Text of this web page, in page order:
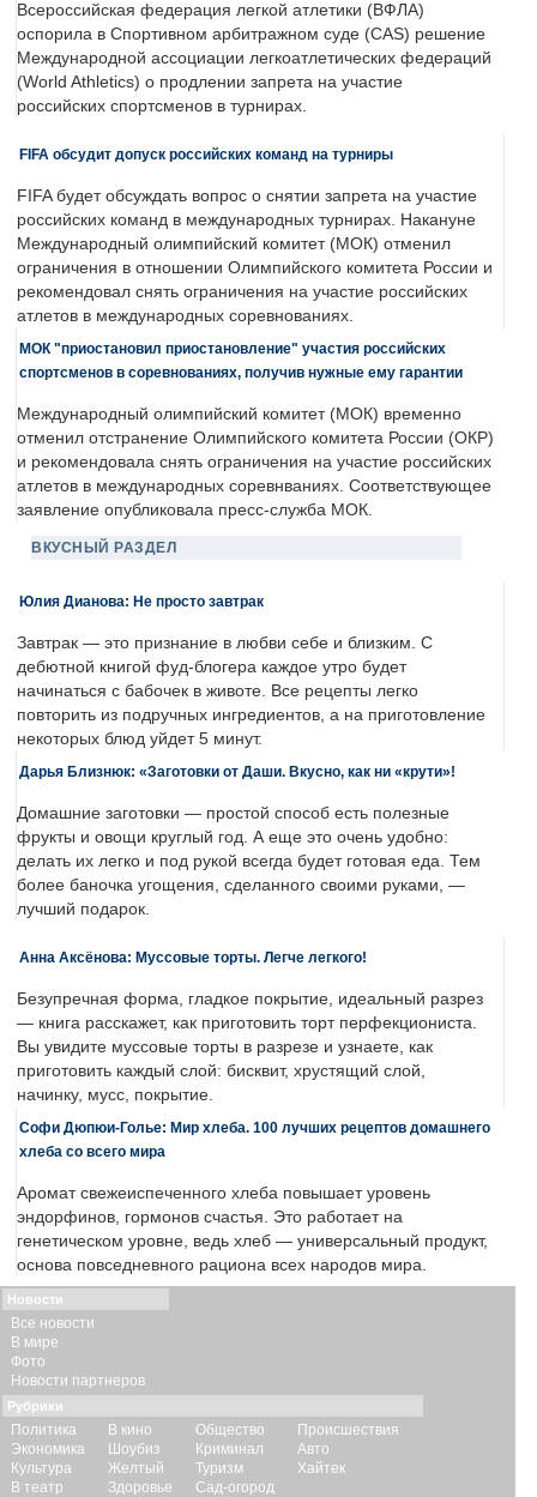
Всероссийская федерация легкой атлетики (ВФЛА)
оспорила в Спортивном арбитражном суде (CAS) решение
Международной ассоциации легкоатлетических федераций
(World Athletics) о продлении запрета на участие
российских спортсменов в турнирах.
FIFA обсудит допуск российских команд на турниры
FIFA будет обсуждать вопрос о снятии запрета на участие
российских команд в международных турнирах. Накануне
Международный олимпийский комитет (МОК) отменил
ограничения в отношении Олимпийского комитета России и
рекомендовал снять ограничения на участие российских
атлетов в международных соревнованиях.
МОК "приостановил приостановление" участия российских
спортсменов в соревнованиях, получив нужные ему гарантии
Международный олимпийский комитет (МОК) временно
отменил отстранение Олимпийского комитета России (ОКР)
и рекомендовала снять ограничения на участие российских
атлетов в международных соревнваниях. Соответствующее
заявление опубликовала пресс-служба МОК.
ВКУСНЫЙ РАЗДЕЛ
Юлия Дианова: Не просто завтрак
Завтрак — это признание в любви себе и близким. С
дебютной книгой фуд-блогера каждое утро будет
начинаться с бабочек в животе. Все рецепты легко
повторить из подручных ингредиентов, а на приготовление
некоторых блюд уйдет 5 минут.
Дарья Близнюк: «Заготовки от Даши. Вкусно, как ни «крути»!
Домашние заготовки — простой способ есть полезные
фрукты и овощи круглый год. А еще это очень удобно:
делать их легко и под рукой всегда будет готовая еда. Тем
более баночка угощения, сделанного своими руками, —
лучший подарок.
Анна Аксёнова: Муссовые торты. Легче легкого!
Безупречная форма, гладкое покрытие, идеальный разрез
— книга расскажет, как приготовить торт перфекциониста.
Вы увидите муссовые торты в разрезе и узнаете, как
приготовить каждый слой: бисквит, хрустящий слой,
начинку, мусс, покрытие.
Софи Дюпюи-Голье: Мир хлеба. 100 лучших рецептов домашнего
хлеба со всего мира
Аромат свежеиспеченного хлеба повышает уровень
эндорфинов, гормонов счастья. Это работает на
генетическом уровне, ведь хлеб — универсальный продукт,
основа повседневного рациона всех народов мира.
Новости
Все новости
В мире
Фото
Новости партнеров
Рубрики
Политика
Экономика
Культура
В театр
В кино
Шоубиз
Желтый
Здоровье
Общество
Криминал
Туризм
Сад-огород
Происшествия
Авто
Хайтек